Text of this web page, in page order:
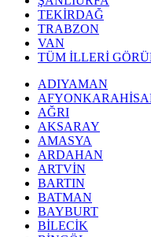
TEKİRDAĞ
TRABZON
VAN
TÜM İLLERİ
ADIYAMAN
AĞRI
AKSARAY
AMASYA
ARDAHAN
ARTVİN
BARTIN
BATMAN
BAYBURT
BİLECİK